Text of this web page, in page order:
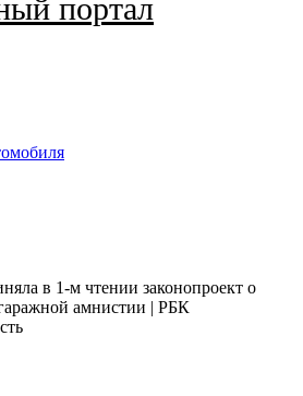
портал
в 1-м чтении законопроект о
амнистии | РБК